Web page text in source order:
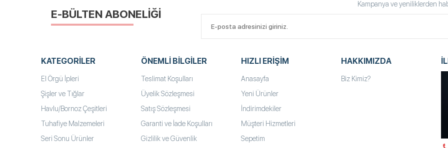
E-BÜLTEN ABONELİĞİ
Kampanya ve yeniliklerden
KATEGORILER
El Örgü İpleri
Şişler ve Tığlar
Havlu/Bornoz Çeşitleri
Tuhafiye Malzemeleri
Seri Sonu Ürünler
ÖNEMLI BILGILER
Teslimat Koşulları
Üyelik Sözleşmesi
Satış Sözleşmesi
Garanti ve İade Koşulları
Gizlilik ve Güvenlik
HIZLI ERIŞIM
Anasayfa
Yeni Ürünler
İndirimdekiler
Müşteri Hizmetleri
Sepetim
HAKKIMIZDA
Biz Kimiz?